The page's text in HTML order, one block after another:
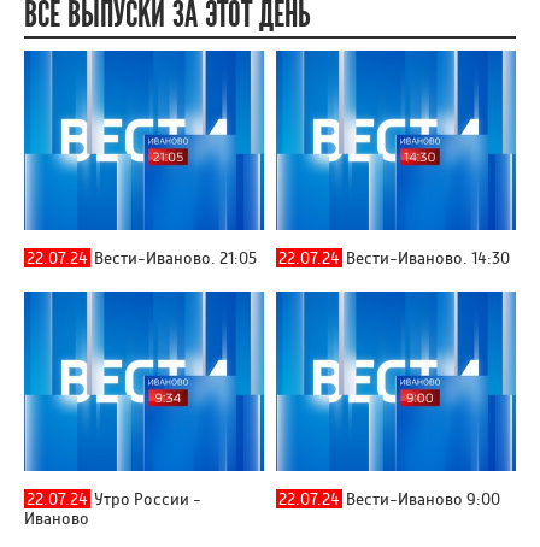
ВСЕ ВЫПУСКИ ЗА ЭТОТ ДЕНЬ
22.07.24 Вести-Иваново. 21:05 22.07.24 Вести-Иваново. 14:30
22.07.24 Утро России -
Иваново
22.07.24 Вести-Иваново 9:00